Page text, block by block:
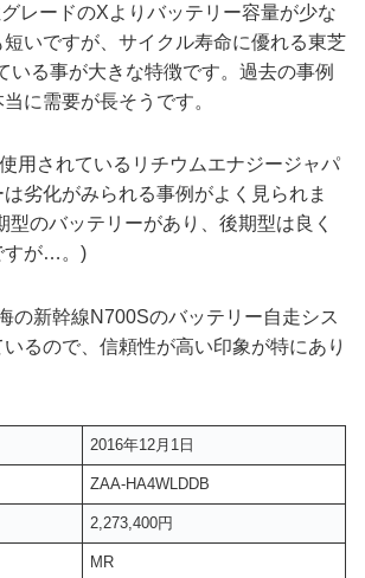
レードのXよりバッテリー容量が少な
短いですが、サイクル寿命に優れる東芝
いる事が大きな特徴です。過去の事例
に需要が長そうです。
用されているリチウムエナジージャパ
劣化がみられる事例がよく見られま
型のバッテリーがあり、後期型は良く
すが…。)
の新幹線N700Sのバッテリー自走シス
るので、信頼性が高い印象が特にあり
2016年12月1日
ZAA-HA4WLDDB
2,273,400円
MR